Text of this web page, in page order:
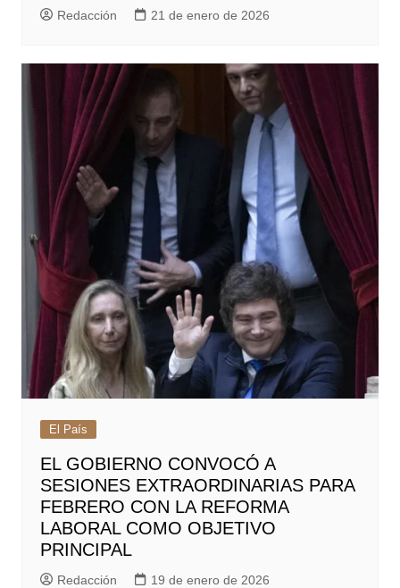
Redacción 21 de enero de 2026
El País
EL GOBIERNO CONVOCÓ A
SESIONES EXTRAORDINARIAS PARA
FEBRERO CON LA REFORMA
LABORAL COMO OBJETIVO
PRINCIPAL
Redacción 19 de enero de 2026